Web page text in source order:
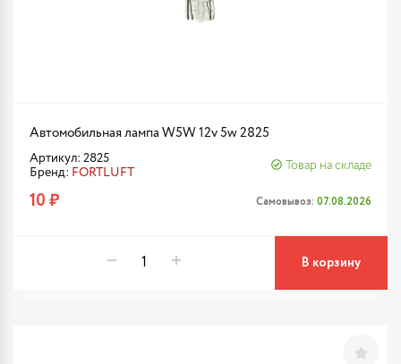
Автомобильная лампа W5W 12v 5w 2825
Артикул: 2825
Бренд: FORTLUFT
Товар на складе
10 ₽ Самовывоз: 07.08.2026
В корзину